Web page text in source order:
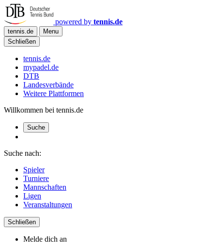
powered by tennis.de
tennis.de
Menu
Schließen
tennis.de
mypadel.de
DTB
Landesverbände
Weitere Plattformen
Willkommen bei tennis.de
Suche
Suche nach:
Spieler
Turniere
Mannschaften
Ligen
Veranstaltungen
Schließen
Melde dich an